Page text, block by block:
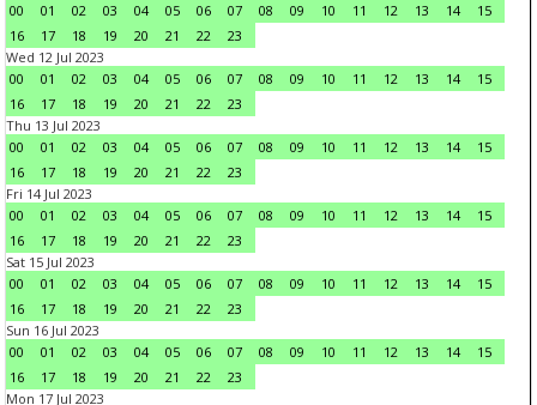
00
01 02 03 04 05 06 07 08 09 10 11 12 13 14
15
16
17 18 19 20 21 22
23
Wed 12 Jul 2023
00
01 02 03 04 05 06 07 08 09 10 11 12 13 14
15
16
17 18 19 20 21 22
23
Thu 13 Jul 2023
00
01 02 03 04 05 06 07 08 09 10 11 12 13 14
15
16
17 18 19 20 21 22
23
Fri 14 Jul 2023
00
01 02 03 04 05 06 07 08 09 10 11 12 13 14
15
16
17 18 19 20 21 22
23
Sat 15 Jul 2023
00
01 02 03 04 05 06 07 08 09 10 11 12 13 14
15
16
17 18 19 20 21 22
23
Sun 16 Jul 2023
00
01 02 03 04 05 06 07 08 09 10 11 12 13 14
15
16
17 18 19 20 21 22
23
Mon 17 Jul 2023